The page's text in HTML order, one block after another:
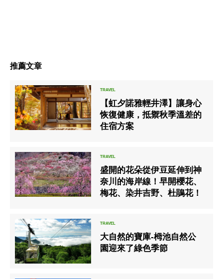
推薦文章
【虹夕諾雅輕井澤】讓身心
恢復健康，抵禦秋季溫差的
住宿方案
盛開的花朵從伊豆延伸到神
奈川的海岸線！早開櫻花、
梅花、染井吉野、杜鵑花！
大自然的寶庫-栂池自然公
園迎來了綠色季節